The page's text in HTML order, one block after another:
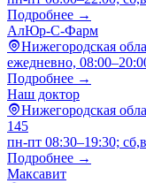
Подробнее →
АлЮр-С-Фарм
Нижегородская
ежедневно,
Подробнее →
Наш доктор
Нижегородская
145
пн-пт 08:30–19:30;
Подробнее →
Максавит